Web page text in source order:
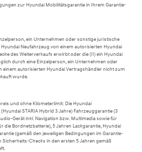
zur Hyundai Mobilitätsgarantie in Ihrem Garantie-
ein Unternehmen oder sonstige juristische
Hyundai Neufahrzeug von einem autorisierten Hyundai
des Weiterverkaufs erwirbt oder die (II) ein Hyundai
durch eine Einzelperson, ein Unternehmen oder
einem autorisierten Hyundai Vertragshändler nicht zum
wurde.
und ohne Kilometerlimit: Die Hyundai
STARIA Hybrid 3 Jahre) Fahrzeuggarantie (3
Gerät inkl. Navigation bzw. Multimedia sowie für
die Bordnetzbatterie), 5 Jahren Lackgarantie, Hyundai
(gemäß den jeweiligen Bedingungen im Garantie-
Sicherheits-Checks in den ersten 5 Jahren gemäß